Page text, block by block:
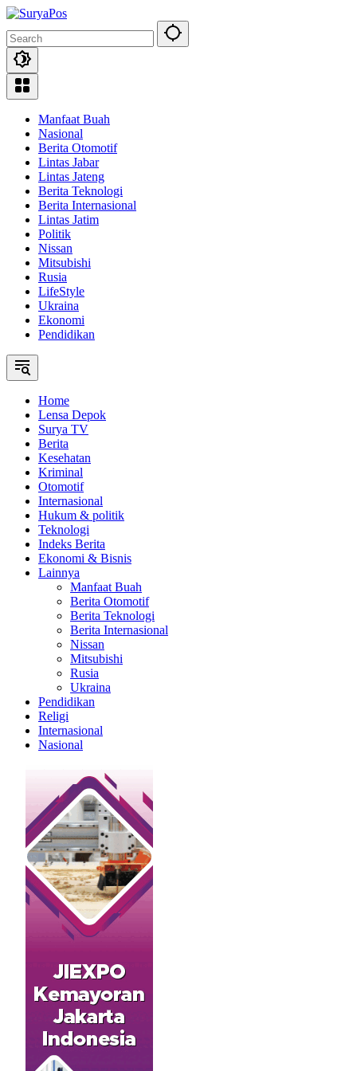
Skip
content
Manfaat Buah
Nasional
Berita Otomotif
Lintas Jabar
Lintas Jateng
Berita Teknologi
Berita Internasional
Lintas Jatim
Politik
Nissan
Mitsubishi
Rusia
LifeStyle
Ukraina
Ekonomi
Pendidikan
Home
Lensa Depok
Surya TV
Berita
Kesehatan
Kriminal
Otomotif
Internasional
Hukum & politik
Teknologi
Indeks Berita
Ekonomi & Bisnis
Lainnya
Manfaat Buah
Berita Otomotif
Berita Teknologi
Berita Internasional
Nissan
Mitsubishi
Rusia
Ukraina
Pendidikan
Religi
Internasional
Nasional